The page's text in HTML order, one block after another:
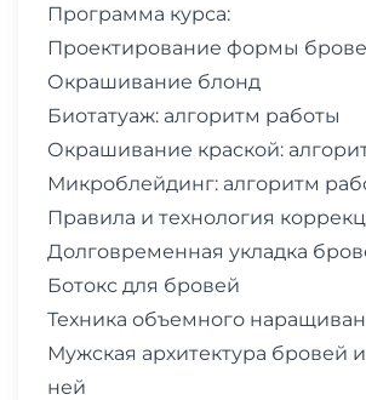
Программа курса:
Проектирование формы
Окрашивание блонд
Биотатуаж: алгоритм работы
Окрашивание краской:
Микроблейдинг: алгоритм
Правила и технология
Долговременная укладка
Ботокс для бровей
Техника объемного
Мужская архитектура бровей
ней